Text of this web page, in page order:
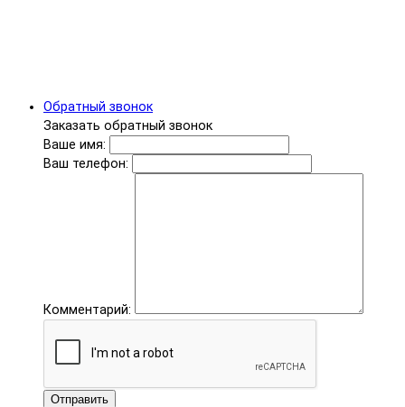
Обратный звонок
Заказать обратный звонок
Ваше имя:
Ваш телефон:
Комментарий:
Отправить